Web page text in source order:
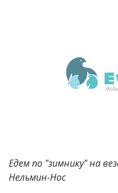
Едем по "зимнику" на
Нельмин-Нос